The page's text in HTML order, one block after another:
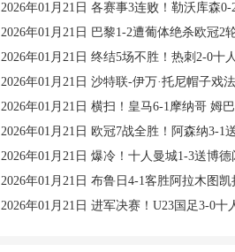
2026年01月21日 各赛事3连败！勒沃库森0-2奥林匹亚科斯 药厂
2026年01月21日 巴黎1-2遭葡体绝杀欧冠2轮不胜 巴黎3进球被吹
2026年01月21日 终结5场不胜！热刺2-0十人多特位居欧冠第四
2026年01月21日 沙特联-伊万·托尼帽子戏法 吉达国
2026年01月21日 横扫！皇马6-1摩纳哥 姆巴佩双响维尼修斯造4球
2026年01月21日 欧冠7战全胜！阿森纳3-1送国米3连败 热苏斯双
2026年01月21日 爆冷！十人曼城1-3送博德闪耀首胜 罗德里染红
2026年01月21日 布鲁日4-1客胜阿拉木图凯拉特 瓦纳肯1传1射
2026年01月21日 进军决赛！U23国足3-0十人越南将战日本 彭